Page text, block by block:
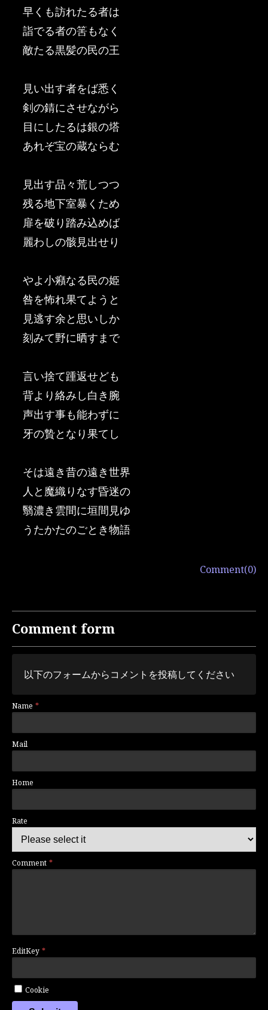
早くも訪れたる者は
詣でる者の筈もなく
敵たる黒髪の民の王
見い出す者をば悉く
剣の錆にさせながら
目にしたるは銀の塔
あれぞ宝の蔵ならむ
見出す品々荒しつつ
残る地下室暴くため
扉を破り踏み込めば
麗わしの骸見出せり
やよ小癪なる民の姫
咎を怖れ果てようと
見逃す余と思いしか
刻みて野に晒すまで
言い捨て踵返せども
背より絡みし白き腕
声出す事も能わずに
牙の贄となり果てし
そは遠き昔の遠き世界
人と魔織りなす昏迷の
翳濃き雲間に垣間見ゆ
うたかたのごとき物語
Comment(0)
Comment form
以下のフォームからコメントを投稿してください
Name
Mail
Home
Rate
Comment
EditKey
Cookie